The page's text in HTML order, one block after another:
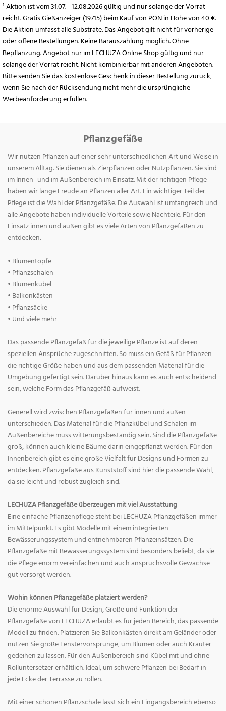
¹ Aktion ist vom 31.07. - 12.08.2026 gültig und nur solange der Vorrat
reicht. Gratis Gießanzeiger (19715) beim Kauf von PON in Höhe von 40 €.
Die Aktion umfasst alle Substrate. Das Angebot gilt nicht für vorherige
oder offene Bestellungen. Keine Barauszahlung möglich. Ohne
Bepflanzung. Angebot nur im LECHUZA Online Shop gültig und nur
solange der Vorrat reicht. Nicht kombinierbar mit anderen Angeboten.
Bitte senden Sie das kostenlose Geschenk in dieser Bestellung zurück,
wenn Sie nach der Rücksendung nicht mehr die ursprüngliche
Werbeanforderung erfüllen.
Pflanzgefäße
Wir nutzen Pflanzen auf einer sehr unterschiedlichen Art und Weise in
unserem Alltag. Sie dienen als Zierpflanzen oder Nutzpflanzen. Sie sind
im Innen- und im Außenbereich im Einsatz. Mit der richtigen Pflege
haben wir lange Freude an Pflanzen aller Art. Ein wichtiger Teil der
Pflege ist die Wahl der Pflanzgefäße. Die Auswahl ist umfangreich und
alle Angebote haben individuelle Vorteile sowie Nachteile. Für den
Einsatz innen und außen gibt es viele Arten von Pflanzgefäßen zu
entdecken:
• Blumentöpfe
• Pflanzschalen
• Blumenkübel
• Balkonkästen
• Pflanzsäcke
• Und viele mehr
Das passende Pflanzgefäß für die jeweilige Pflanze ist auf deren
speziellen Ansprüche zugeschnitten. So muss ein Gefäß für Pflanzen
die richtige Größe haben und aus dem passenden Material für die
Umgebung gefertigt sein. Darüber hinaus kann es auch entscheidend
sein, welche Form das Pflanzgefäß aufweist.
Generell wird zwischen Pflanzgefäßen für innen und außen
unterschieden. Das Material für die Pflanzkübel und Schalen im
Außenbereiche muss witterungsbeständig sein. Sind die Pflanzgefäße
groß, können auch kleine Bäume darin eingepflanzt werden. Für den
Innenbereich gibt es eine große Vielfalt für Designs und Formen zu
entdecken. Pflanzgefäße aus Kunststoff sind hier die passende Wahl,
da sie leicht und robust zugleich sind.
LECHUZA Pflanzgefäße überzeugen mit viel Ausstattung
Eine einfache Pflanzenpflege steht bei LECHUZA Pflanzgefäßen immer
im Mittelpunkt. Es gibt Modelle mit einem integrierten
Bewässerungssystem und entnehmbaren Pflanzeinsätzen. Die
Pflanzgefäße mit Bewässerungssystem sind besonders beliebt, da sie
die Pflege enorm vereinfachen und auch anspruchsvolle Gewächse
gut versorgt werden.
Wohin können Pflanzgefäße platziert werden?
Die enorme Auswahl für Design, Größe und Funktion der
Pflanzgefäße von LECHUZA erlaubt es für jeden Bereich, das passende
Modell zu finden. Platzieren Sie Balkonkästen direkt am Geländer oder
nutzen Sie große Fenstervorsprünge, um Blumen oder auch Kräuter
gedeihen zu lassen. Für den Außenbereich sind Kübel mit und ohne
Rolluntersetzer erhältlich. Ideal, um schwere Pflanzen bei Bedarf in
jede Ecke der Terrasse zu rollen.
Mit einer schönen Pflanzschale lässt sich ein Eingangsbereich ebenso